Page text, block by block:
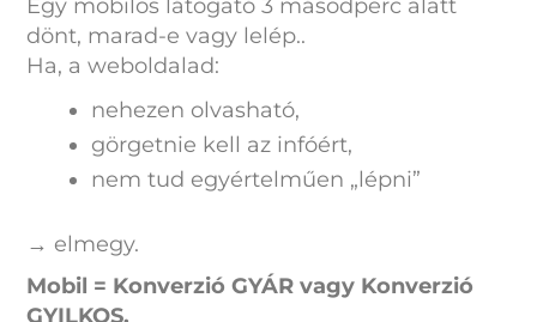
Egy mobilos látogató 3 másodperc alatt
dönt, marad-e vagy lelép..
Ha, a weboldalad:
nehezen olvasható,
görgetnie kell az infóért,
nem tud egyértelműen „lépni”
→ elmegy.
Mobil = Konverzió GYÁR vagy Konverzió
GYILKOS.